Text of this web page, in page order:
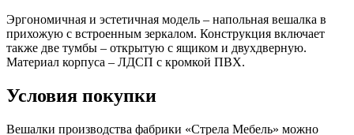
Эргономичная и эстетичная модель – напольная вешалка в
прихожую с встроенным зеркалом. Конструкция включает
также две тумбы – открытую с ящиком и двухдверную.
Материал корпуса – ЛДСП с кромкой ПВХ.
Условия покупки
Вешалки производства фабрики «Стрела Мебель» можно